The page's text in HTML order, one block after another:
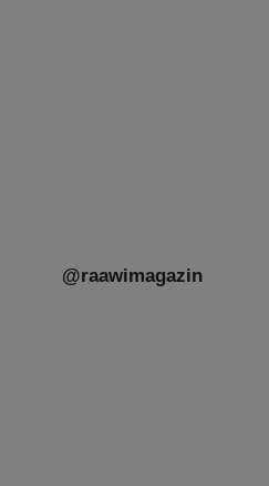
@raawimagazin